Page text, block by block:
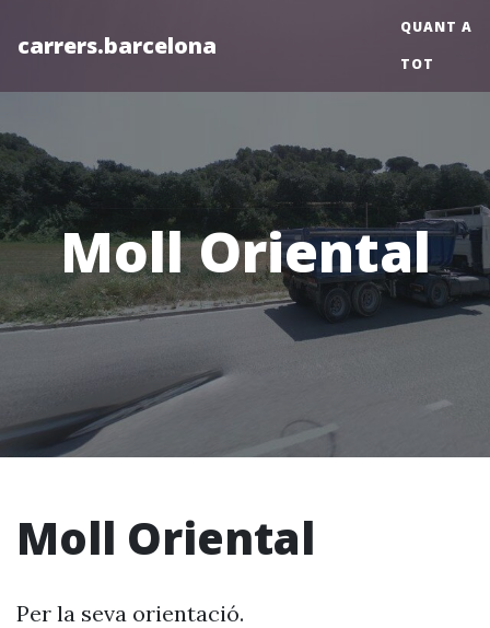
carrers.barcelona
QUANT A
TOT
Moll Oriental
Moll Oriental
Per la seva orientació.